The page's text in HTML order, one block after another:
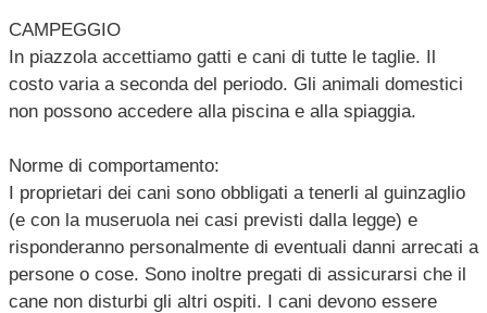
CAMPEGGIO
In piazzola accettiamo gatti e cani di tutte le taglie. Il
costo varia a seconda del periodo. Gli animali domestici
non possono accedere alla piscina e alla spiaggia.
Norme di comportamento:
I proprietari dei cani sono obbligati a tenerli al guinzaglio
(e con la museruola nei casi previsti dalla legge) e
risponderanno personalmente di eventuali danni arrecati a
persone o cose. Sono inoltre pregati di assicurarsi che il
cane non disturbi gli altri ospiti. I cani devono essere